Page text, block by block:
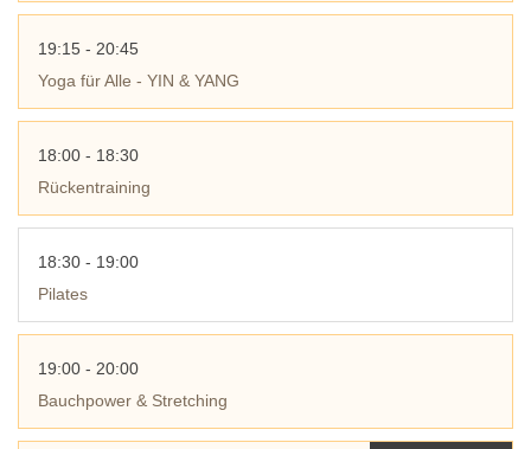
19:15 - 20:45
Yoga für Alle - YIN & YANG
18:00 - 18:30
Rückentraining
18:30 - 19:00
Pilates
19:00 - 20:00
Bauchpower & Stretching